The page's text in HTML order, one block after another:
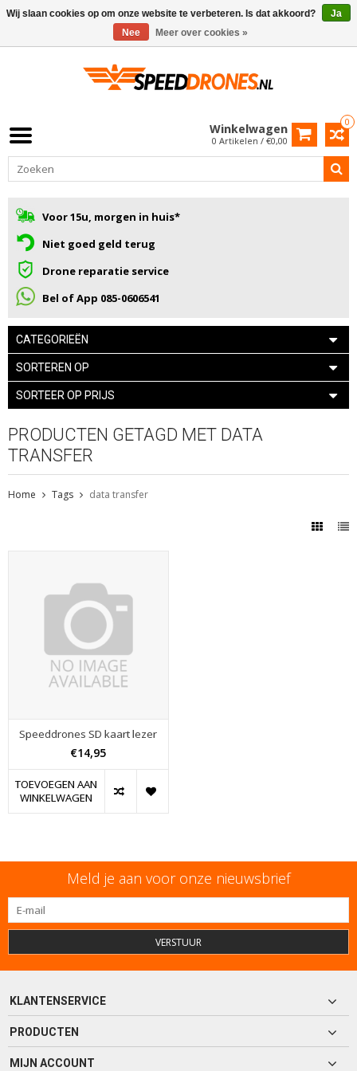
0
Winkelwagen
0 Artikelen / €0,00
Voor 15u, morgen in huis*
Niet goed geld terug
Drone reparatie service
Bel of App 085-0606541
CATEGORIEËN
SORTEREN OP
SORTEER OP PRIJS
PRODUCTEN GETAGD MET DATA
TRANSFER
Home Tags data transfer
Speeddrones SD kaart lezer
€14,95
TOEVOEGEN AAN
WINKELWAGEN
Meld je aan voor onze nieuwsbrief
VERSTUUR
KLANTENSERVICE
PRODUCTEN
MIJN ACCOUNT
Wij slaan cookies op om onze website te verbeteren. Is dat akkoord?
Ja
Nee
Meer over cookies »